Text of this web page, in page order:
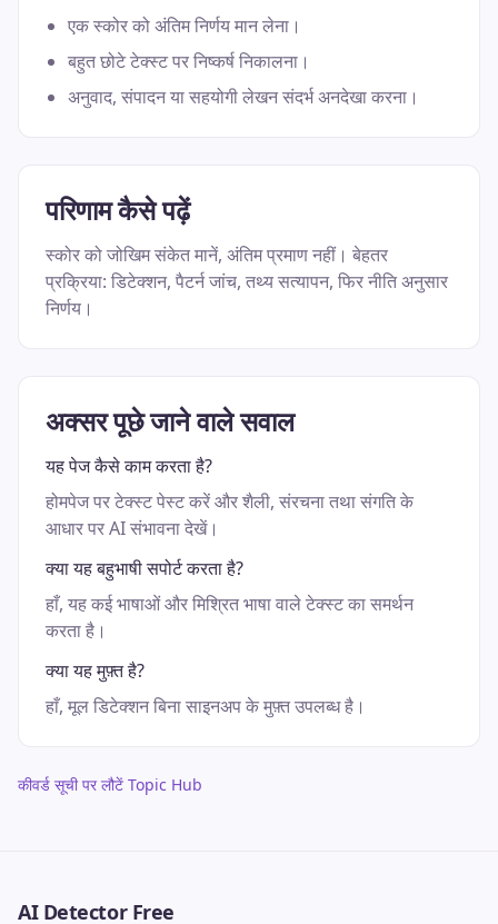
एक स्कोर को अंतिम निर्णय मान लेना।
बहुत छोटे टेक्स्ट पर निष्कर्ष निकालना।
अनुवाद, संपादन या सहयोगी लेखन संदर्भ अनदेखा करना।
परिणाम कैसे पढ़ें
स्कोर को जोखिम संकेत मानें, अंतिम प्रमाण नहीं। बेहतर
प्रक्रिया: डिटेक्शन, पैटर्न जांच, तथ्य सत्यापन, फिर नीति अनुसार
निर्णय।
अक्सर पूछे जाने वाले सवाल
यह पेज कैसे काम करता है?
होमपेज पर टेक्स्ट पेस्ट करें और शैली, संरचना तथा संगति के
आधार पर AI संभावना देखें।
क्या यह बहुभाषी सपोर्ट करता है?
हाँ, यह कई भाषाओं और मिश्रित भाषा वाले टेक्स्ट का समर्थन
करता है।
क्या यह मुफ़्त है?
हाँ, मूल डिटेक्शन बिना साइनअप के मुफ़्त उपलब्ध है।
कीवर्ड सूची पर लौटें Topic Hub
AI Detector Free